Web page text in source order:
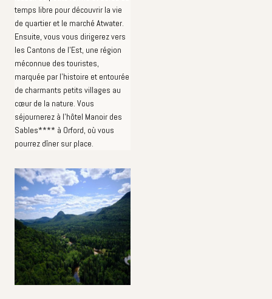
temps libre pour découvrir la vie
de quartier et le marché Atwater.
Ensuite, vous vous dirigerez vers
les Cantons de l'Est, une région
méconnue des touristes,
marquée par l'histoire et entourée
de charmants petits villages au
cœur de la nature. Vous
séjournerez à l'hôtel Manoir des
Sables**** à Orford, où vous
pourrez dîner sur place.